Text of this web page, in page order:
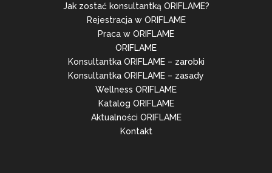
Jak zostać konsultantką ORIFLAME?
Rejestracja w ORIFLAME
Praca w ORIFLAME
ORIFLAME
Konsultantka ORIFLAME – zarobki
Konsultantka ORIFLAME – zasady
Wellness ORIFLAME
Katalog ORIFLAME
Aktualności ORIFLAME
Kontakt